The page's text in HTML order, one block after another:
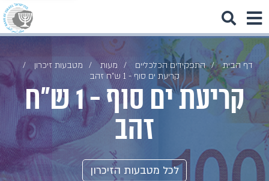
דף הבית התפקידים הכלכליים מעות
מטבעות זיכרון
קריעת ים סוף - 1 ש"ח זהב
קריעת ים סוף - 1 ש"ח
זהב
לכל מטבעות הזיכרון